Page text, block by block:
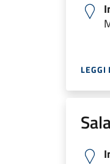
LEGGI